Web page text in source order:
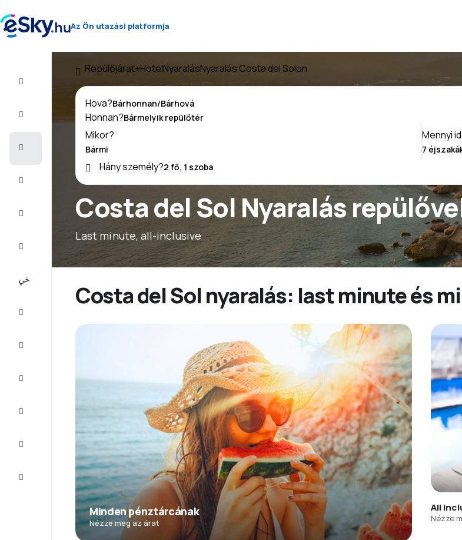
Az Ön utazási platformja
Ügyfélszolgálat
Repülőjárat+HotelNyaralásNyaralás Costa del Solon
Costa del Sol Nyaralás
Last minute, all-inclusive
Hova?
Honnan?
Mikor?
Mennyi
Hány személy?
Costa del Sol nyaralás: last minute és
Minden pénztárcának
Nézze meg az árat
All
Nézze